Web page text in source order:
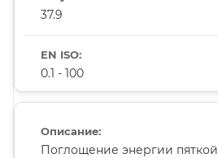
37.9
0.1 - 100
Поглощение энергии пяткой